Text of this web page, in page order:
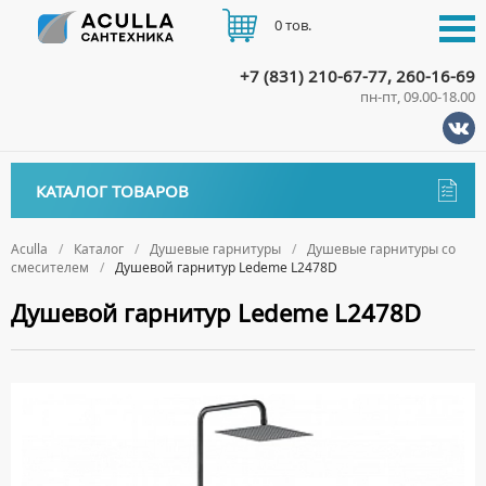
Aculla Каталог Душевые гарнитуры
Душевые гарнитуры со
смесителем
Душевой гарнитур Ledeme L2478D
Душевой гарнитур Ledeme L2478D
КАТАЛОГ ТОВАРОВ
ДЕРЖАТЕЛИ
ДИСПЕНСЕРЫ
Биде
НАПОЛЬНЫЕ БИДЕ
ПОДВЕСНЫЕ БИДЕ
Ванны
АКРИЛОВЫЕ ВАННЫ
ОТДЕЛЬНОСТОЯЩИЕ ВАННЫ
ВОДОНАГРЕВАТЕЛИ КОМБИНИРОВАННОГО НАГРЕВА
+7 (831) 210-67-77, 260-16-69
пн-пт, 09.00-18.00
0 тов.
ДОСТАВКА
ОПЛАТА